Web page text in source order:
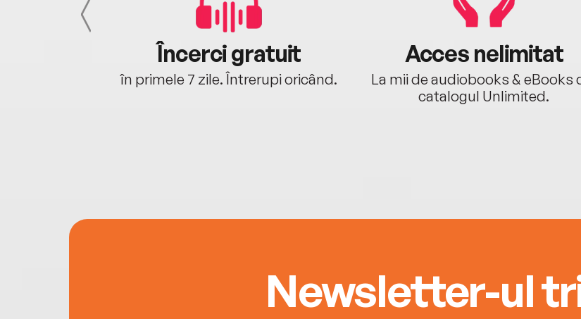
Încerci gratuit
în primele 7 zile. Întrerupi oricând.
Acces nelimitat
La mii de audiobooks & eBooks
catalogul Unlimited.
Newsletter-ul